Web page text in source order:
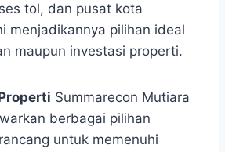
tol, dan pusat kota
menjadikannya pilihan ideal
maupun investasi properti.
Summarecon Mutiara
berbagai pilihan
untuk memenuhi